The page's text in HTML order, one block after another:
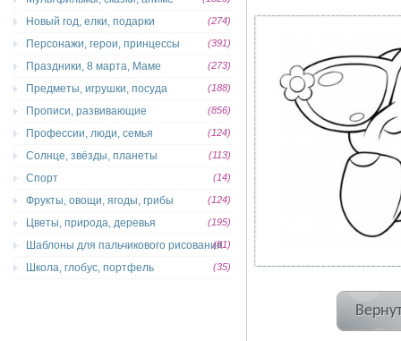
Новый год, елки, подарки (274)
Персонажи, герои, принцессы (391)
Праздники, 8 марта, Маме (273)
Предметы, игрушки, посуда (188)
Прописи, развивающие (856)
Профессии, люди, семья (124)
Солнце, звёзды, планеты (113)
Спорт (14)
Фрукты, овощи, ягоды, грибы (124)
Цветы, природа, деревья (195)
Шаблоны для пальчикового рисования(81)
Школа, глобус, портфель (35)